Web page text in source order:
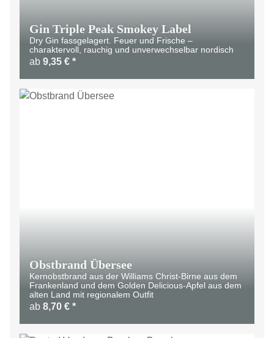
Gin Triple Peak Smokey Label
Dry Gin fassgelagert. Feuer und Frische –
charaktervoll, rauchig und unverwechselbar nordisch
ab 9,35 € *
Obstbrand Übersee
Kernobstbrand aus der Williams Christ-Birne aus dem
Frankenland und dem Golden Delicious-Apfel aus dem
alten Land mit regionalem Outfit
ab 8,70 € *